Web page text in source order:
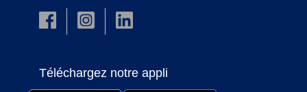
Téléchargez notre appli